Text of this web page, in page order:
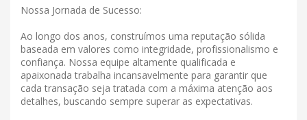
Nossa Jornada de Sucesso:
Ao longo dos anos, construímos uma reputação sólida
baseada em valores como integridade, profissionalismo e
confiança. Nossa equipe altamente qualificada e
apaixonada trabalha incansavelmente para garantir que
cada transação seja tratada com a máxima atenção aos
detalhes, buscando sempre superar as expectativas.